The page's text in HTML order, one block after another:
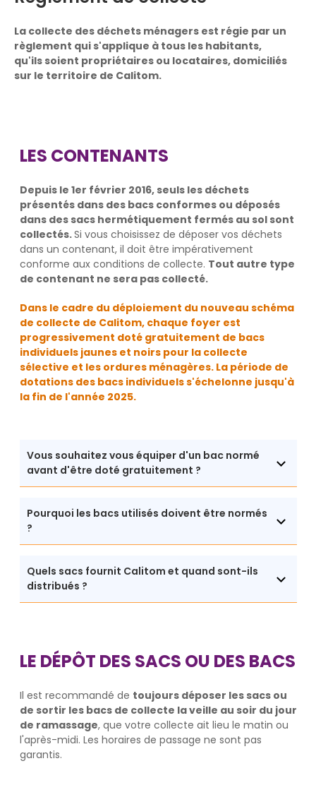
La collecte des déchets ménagers est régie par un
règlement qui s'applique à tous les habitants,
qu'ils soient propriétaires ou locataires, domiciliés
sur le territoire de Calitom.
LES CONTENANTS
Depuis le 1er février 2016, seuls les déchets
présentés dans des bacs conformes ou déposés
dans des sacs hermétiquement fermés au sol sont
collectés.Si vous choisissez de déposer vos déchets
dans un contenant, il doit être impérativement
conforme aux conditions de collecte. Tout autre type
de contenant ne sera pas collecté.
Dans le cadre du déploiement du nouveau schéma
de collecte de Calitom, chaque foyer est
progressivement doté gratuitement de bacs
individuels jaunes et noirs pour la collecte
sélective et les ordures ménagères. La période de
dotations des bacs individuels s'échelonne jusqu'à
la fin de l'année 2025.
Vous souhaitez vous équiper d'un bac normé
avant d'être doté gratuitement ?
Pourquoi les bacs utilisés doivent être normés
?
Quels sacs fournit Calitom et quand sont-ils
distribués ?
LE DÉPÔT DES SACS OU DES BACS
Il est recommandé de toujours déposer les sacs ou
de sortir les bacs de collecte la veille au soir du jour
de ramassage, que votre collecte ait lieu le matin ou
l'après-midi. Les horaires de passage ne sont pas
garantis.